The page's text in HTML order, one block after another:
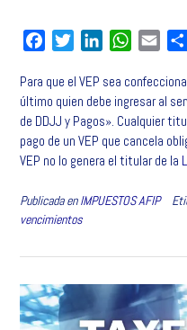
c
e
b
o
o
i
t
t
e
r
n
k
e
d
I
W
a
t
s
A
p
p
a
i
l
Para que el VEP sea
último quien debe ingresar al
de DDJJ y Pagos». Cualquier
pago de un VEP que cancela
VEP no lo genera el titular de la
Publicada enIMPUESTOS AFIP
vencimientos